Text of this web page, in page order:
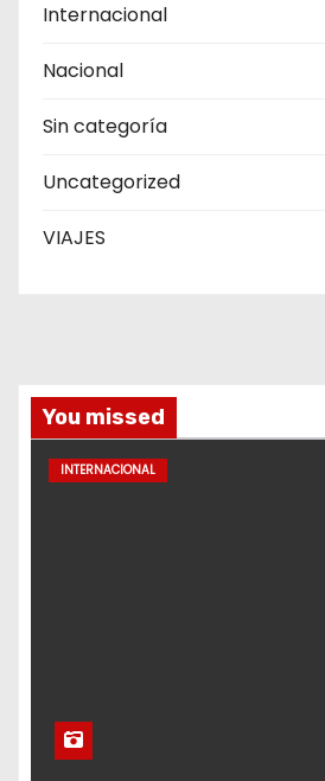
Internacional
Nacional
Sin categoría
Uncategorized
VIAJES
You missed
INTERNACIONAL